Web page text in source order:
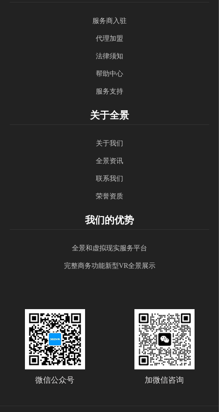
服务商入驻
代理加盟
法律须知
帮助中心
服务支持
关于全景
关于我们
全景资讯
联系我们
荣誉资质
我们的优势
全景和虚拟现实服务平台
完整商务功能新型VR全景展示
微信公众号 加微信咨询